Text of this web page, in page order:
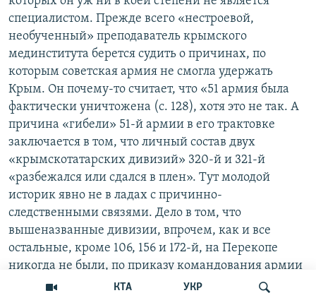
КТА УКР
специалистом. Прежде всего «нестроевой,
необученный» преподаватель крымского
мединститута берется судить о причинах, по
которым советская армия не смогла удержать
Крым. Он почему-то считает, что «51 армия была
фактически уничтожена (с. 128), хотя это не так. А
причина «гибели» 51-й армии в его трактовке
заключается в том, что личный состав двух
«крымскотатарских дивизий» 320-й и 321-й
«разбежался или сдался в плен». Тут молодой
историк явно не в ладах с причинно-
следственными связями. Дело в том, что
вышеназванные дивизии, впрочем, как и все
остальные, кроме 106, 156 и 172-й, на Перекопе
никогда не были, по приказу командования армии
простояли на побережье в ожидании десанта, и так